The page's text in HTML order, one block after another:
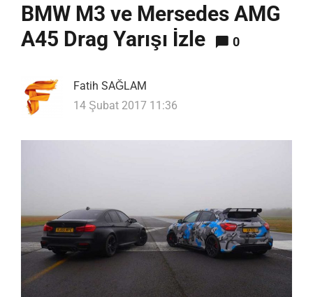
BMW M3 ve Mersedes AMG
A45 Drag Yarışı İzle
0
Fatih SAĞLAM
14 Şubat 2017 11:36